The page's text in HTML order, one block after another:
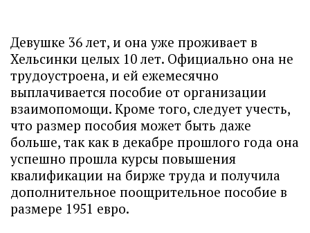
Девушке 36 лет, и она уже проживает в
Хельсинки целых 10 лет. Официально она не
трудоустроена, и ей ежемесячно
выплачивается пособие от организации
взаимопомощи. Кроме того, следует учесть,
что размер пособия может быть даже
больше, так как в декабре прошлого года она
успешно прошла курсы повышения
квалификации на бирже труда и получила
дополнительное поощрительное пособие в
размере 1951 евро.